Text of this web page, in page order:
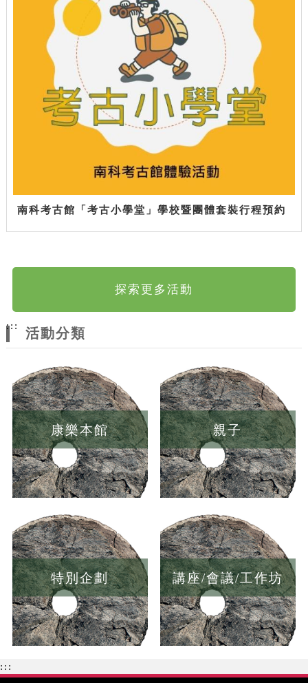
南科考古館「考古小學堂」學校暨團體套裝行程預約
探索更多活動
:::
活動分類
康樂本館 親子
特別企劃 講座/會議/工作坊
:::